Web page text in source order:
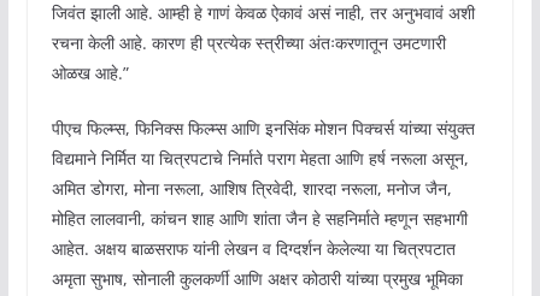
जिवंत झाली आहे. आम्ही हे गाणं केवळ ऐकावं असं नाही, तर अनुभवावं अशी
रचना केली आहे. कारण ही प्रत्येक स्त्रीच्या अंतःकरणातून उमटणारी
ओळख आहे.”
पीएच फिल्म्स, फिनिक्स फिल्म्स आणि इनसिंक मोशन पिक्चर्स यांच्या संयुक्त
विद्यमाने निर्मित या चित्रपटाचे निर्माते पराग मेहता आणि हर्ष नरूला असून,
अमित डोगरा, मोना नरूला, आशिष त्रिवेदी, शारदा नरूला, मनोज जैन,
मोहित लालवानी, कांचन शाह आणि शांता जैन हे सहनिर्माते म्हणून सहभागी
आहेत. अक्षय बाळसराफ यांनी लेखन व दिग्दर्शन केलेल्या या चित्रपटात
अमृता सुभाष, सोनाली कुलकर्णी आणि अक्षर कोठारी यांच्या प्रमुख भूमिका